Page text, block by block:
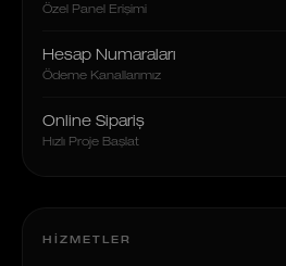
Özel Panel Erişimi
Hesap Numaraları
Ödeme Kanallarımız
Online Sipariş
Hızlı Proje Başlat
HIZMETLER